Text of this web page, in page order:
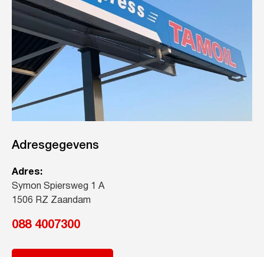
Adresgegevens
Adres:
Symon Spiersweg 1 A
1506 RZ Zaandam
088 4007300